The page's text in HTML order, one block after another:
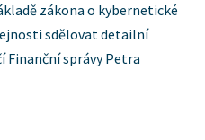
zákona o kybernetické
sdělovat detailní
Finanční správy Petra